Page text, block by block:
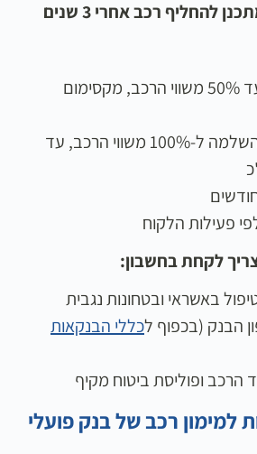
להחליף רכב אחרי 3 שנים
עד 50% משווי הרכב, מקסימום
השלמה ל-100% משווי הרכב, עד
פעילות הלקוח
לקחת בחשבון:
באשראי ובטחונות נגבית
הבנק (בכפוף לכללי הבנקאות
הרכב ופוליסת ביטוח מקיף
למימון רכב של בנק פועלי